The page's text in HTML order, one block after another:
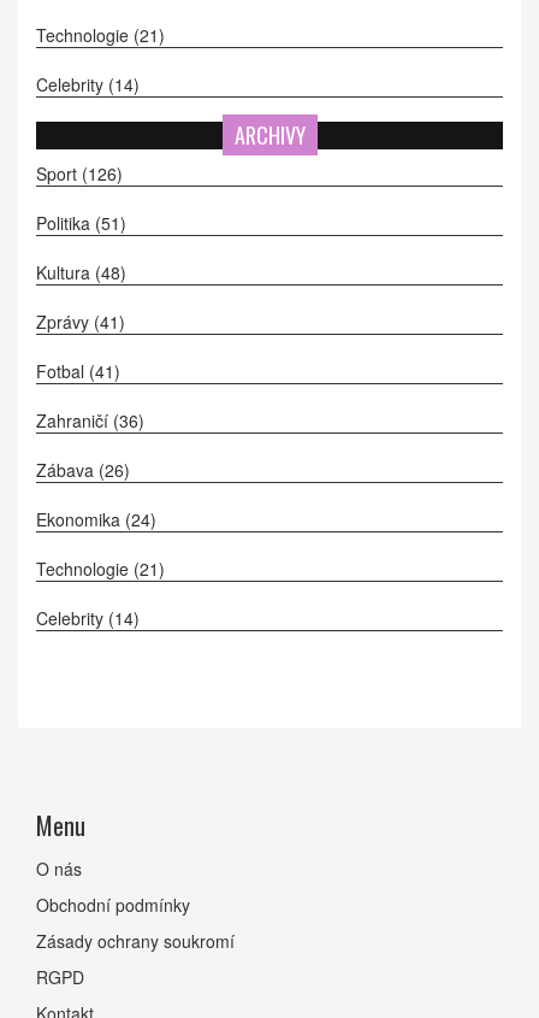
Technologie (21)
Celebrity (14)
ARCHIVY
Sport (126)
Politika (51)
Kultura (48)
Zprávy (41)
Fotbal (41)
Zahraničí (36)
Zábava (26)
Ekonomika (24)
Technologie (21)
Celebrity (14)
Menu
O nás
Obchodní podmínky
Zásady ochrany soukromí
RGPD